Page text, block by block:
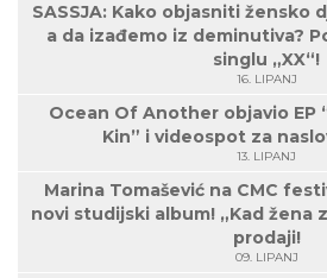
SASSJA: Kako objasniti žensko
a da izađemo iz deminutiva?
singlu „XX“!
16. LIPANJ
Ocean Of Another objavio EP
Kin” i videospot za
13. LIPANJ
Marina Tomašević na CMC
novi studijski album! „Kad žena
prodaji!
09. LIPANJ